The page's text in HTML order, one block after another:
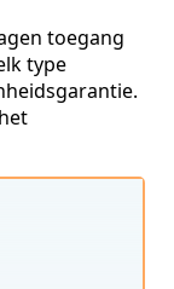
toegang
type